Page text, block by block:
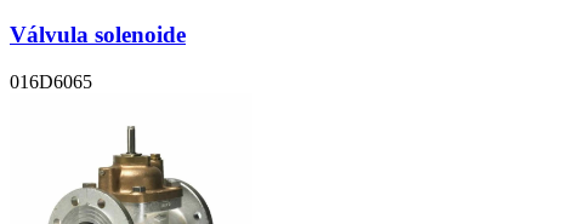
Válvula solenoide
016D6065